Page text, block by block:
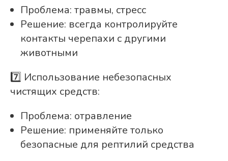
Проблема: травмы, стресс
Решение: всегда контролируйте
контакты черепахи с другими
животными
7️⃣ Использование небезопасных
чистящих средств:
Проблема: отравление
Решение: применяйте только
безопасные для рептилий средства